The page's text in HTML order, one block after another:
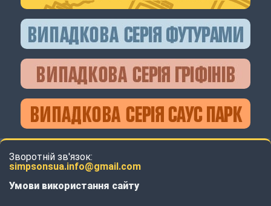
Зворотній зв'язок:
simpsonsua.info@gmail.com
Умови використання сайту